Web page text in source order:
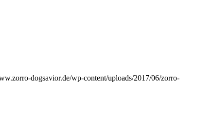
dogsavior.de/wp-content/uploads/2017/06/zorro-